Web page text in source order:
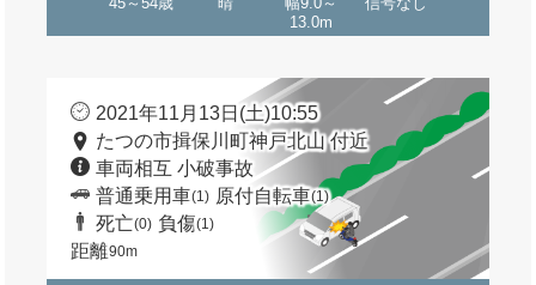
13.0m
2021年11月13日(土)10:55
たつの市揖保川町神戸北山 付近
車両相互 小破事故
普通乗用車(1) 原付自転車(1)
死亡(0) 負傷(1)
距離90m